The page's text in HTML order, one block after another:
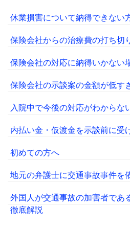
休業損害について納得できない
保険会社からの治療費の打ち切
保険会社の対応に納得いかない
保険会社の示談案の金額が低す
入院中で今後の対応がわからな
内払い金・仮渡金を示談前に受
初めての方へ
地元の弁護士に交通事故事件を
外国人が交通事故の加害者であ
徹底解説